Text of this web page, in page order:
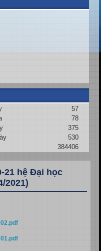
57
78
375
530
384406
21 hệ Đại học
2021)